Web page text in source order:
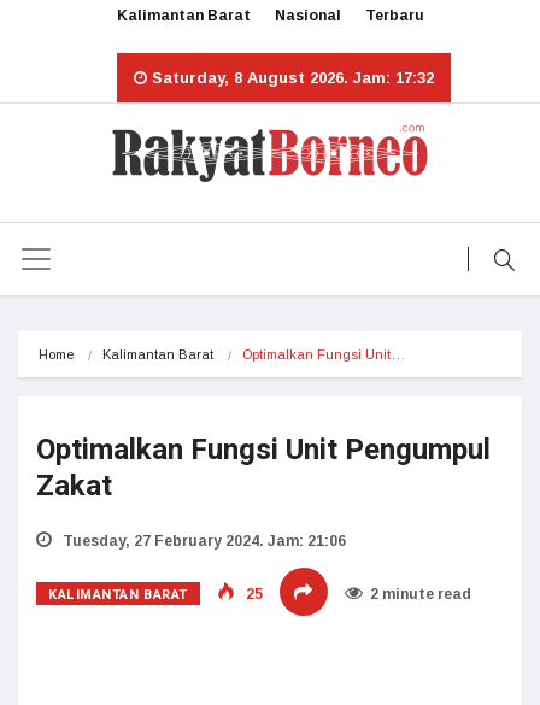
Kalimantan Barat Nasional Terbaru
Saturday, 8 August 2026. Jam: 17:32
Home Kalimantan Barat Optimalkan Fungsi Unit…
Optimalkan Fungsi Unit Pengumpul
Zakat
Tuesday, 27 February 2024. Jam: 21:06
KALIMANTAN BARAT 25 2 minute read